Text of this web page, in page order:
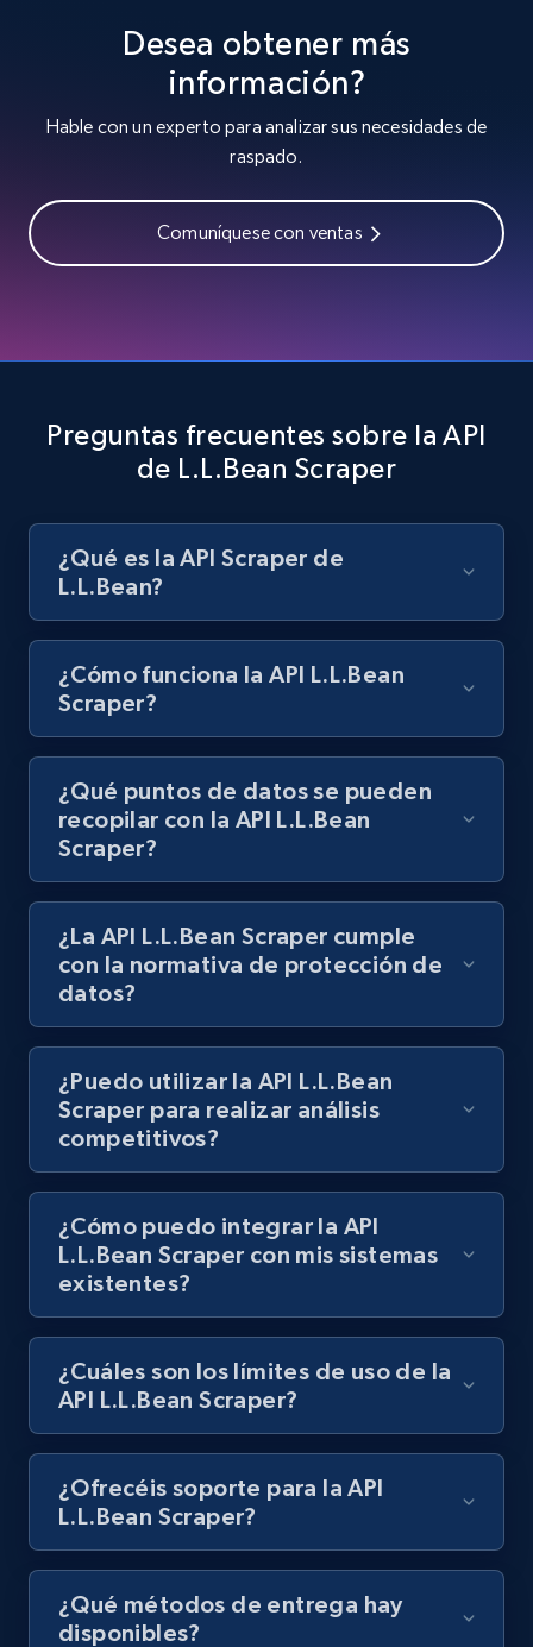
Desea obtener más
información?
Hable con un experto para analizar sus necesidades de
raspado.
Comuníquese con ventas
Preguntas frecuentes sobre la API
de L.L.Bean Scraper
¿Qué es la API Scraper de
L.L.Bean?
¿Cómo funciona la API L.L.Bean
Scraper?
¿Qué puntos de datos se pueden
recopilar con la API L.L.Bean
Scraper?
¿La API L.L.Bean Scraper cumple
con la normativa de protección de
datos?
¿Puedo utilizar la API L.L.Bean
Scraper para realizar análisis
competitivos?
¿Cómo puedo integrar la API
L.L.Bean Scraper con mis sistemas
existentes?
¿Cuáles son los límites de uso de la
API L.L.Bean Scraper?
¿Ofrecéis soporte para la API
L.L.Bean Scraper?
¿Qué métodos de entrega hay
disponibles?